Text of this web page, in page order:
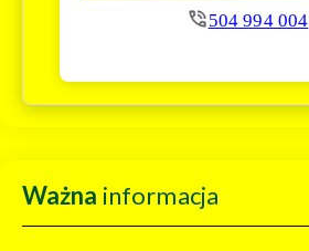
504 994 004
Ważna informacja